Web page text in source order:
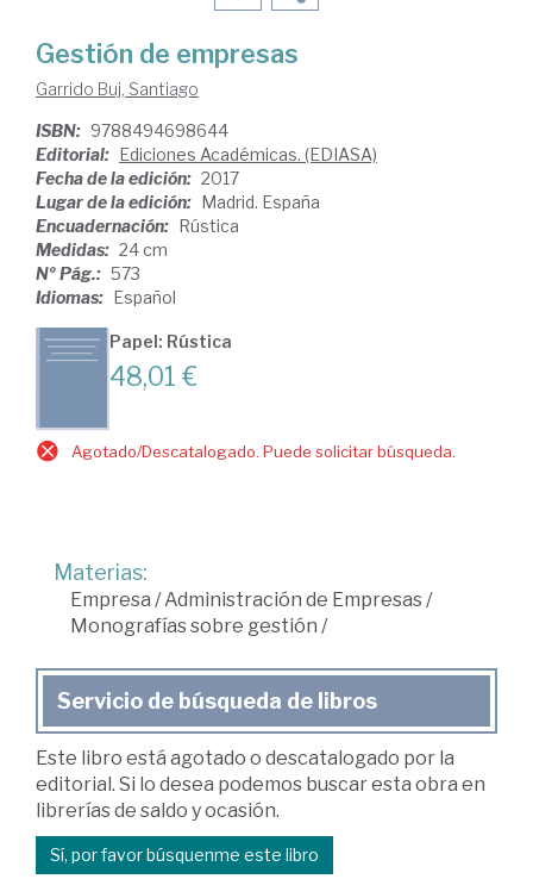
Gestión de empresas
Garrido Buj, Santiago
ISBN: 9788494698644
Editorial: Ediciones Académicas. (EDIASA)
Fecha de la edición: 2017
Lugar de la edición: Madrid. España
Encuadernación: Rústica
Medidas: 24 cm
Nº Pág.: 573
Idiomas: Español
Papel: Rústica
48,01 €
Agotado/Descatalogado. Puede solicitar búsqueda.
Materias:
Empresa /Administración de Empresas/
Monografías sobre gestión /
Servicio de búsqueda de libros
Este libro está agotado o descatalogado por la
editorial. Si lo desea podemos buscar esta obra en
librerías de saldo y ocasión.
Sí, por favor búsquenme este libro